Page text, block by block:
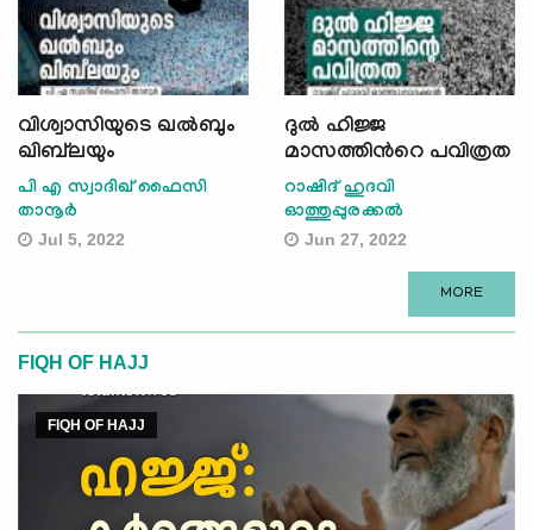
വിശ്വാസിയുടെ ഖല്‍ബും
ഖിബ്‌ലയും
പി എ സ്വാദിഖ് ഫൈസി
താനൂര്‍
Jul 5, 2022
ദുല്‍ ഹിജ്ജ
മാസത്തിന്‍റെ പവിത്രത
റാഷിദ് ഹുദവി
ഓത്തുപ്പുരക്കല്‍
Jun 27, 2022
MORE
FIQH OF HAJJ
FIQH OF HAJJ